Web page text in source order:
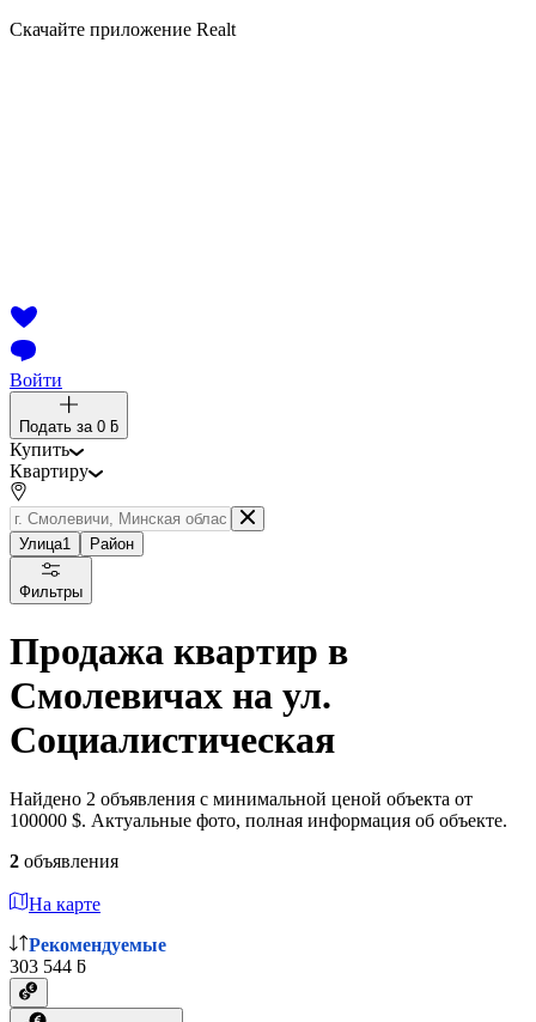
Скачайте приложение Realt
Войти
Подать за 0 ƃ
Купить
Квартиру
Улица1 Район
Фильтры
Продажа квартир в
Смолевичах на ул.
Социалистическая
Найдено 2 объявления с минимальной ценой объекта от
100000 $. Актуальные фото, полная информация об объекте.
2 объявления
На карте
Рекомендуемые
303 544 ƃ